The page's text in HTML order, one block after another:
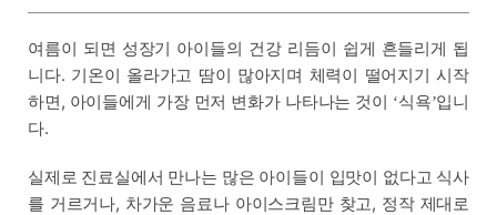
여름이 되면 성장기 아이들의 건강 리듬이 쉽게 흔들리게 됩
니다. 기온이 올라가고 땀이 많아지며 체력이 떨어지기 시작
하면, 아이들에게 가장 먼저 변화가 나타나는 것이 ‘식욕’입니
다.
실제로 진료실에서 만나는 많은 아이들이 입맛이 없다고 식사
를 거르거나, 차가운 음료나 아이스크림만 찾고, 정작 제대로